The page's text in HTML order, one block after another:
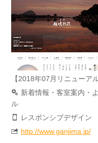
【2018年07月リニューアル
新着情報・客室案内・
ル
レスポンシブデザイン
http://www.ganjima.jp/